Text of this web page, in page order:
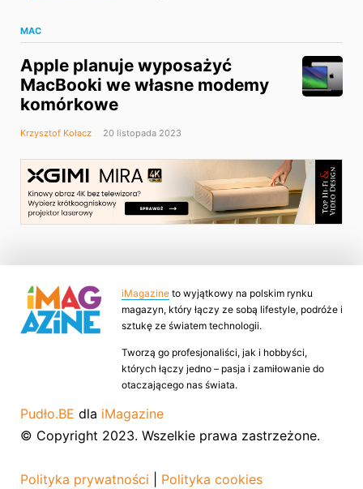
MAC
Apple planuje wyposażyć
MacBooki we własne modemy
komórkowe
Krzysztof Kołacz 20 listopada 2023
iMagazine to wyjątkowy na polskim rynku
magazyn, który łączy ze sobą lifestyle, podróże i
sztukę ze światem technologii.
Tworzą go profesjonaliści, jak i hobbyści,
których łączy jedno – pasja i zamiłowanie do
otaczającego nas świata.
Pudło.BE dla iMagazine
© Copyright 2023. Wszelkie prawa zastrzeżone.
Polityka prywatności Polityka cookies